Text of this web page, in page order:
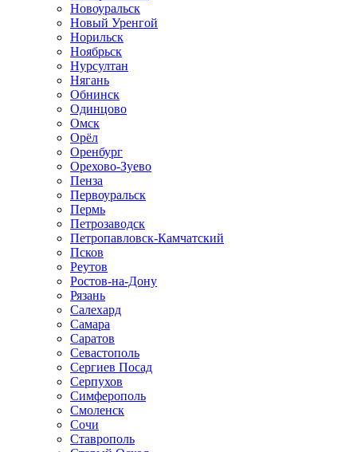
Новоуральск
Новый Уренгой
Норильск
Ноябрьск
Нурсултан
Нягань
Обнинск
Одинцово
Омск
Орёл
Оренбург
Орехово-Зуево
Пенза
Первоуральск
Пермь
Петрозаводск
Петропавловск-Камчатский
Псков
Реутов
Ростов-на-Дону
Рязань
Салехард
Самара
Саратов
Севастополь
Сергиев Посад
Серпухов
Симферополь
Смоленск
Сочи
Ставрополь